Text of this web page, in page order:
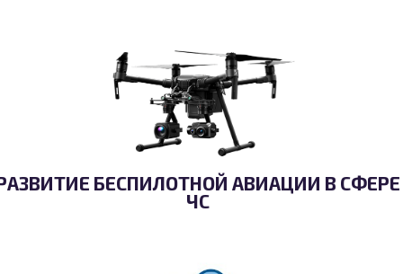
БЕСПИЛОТНОЙ АВИАЦИИ В СФЕРЕ
ЧС